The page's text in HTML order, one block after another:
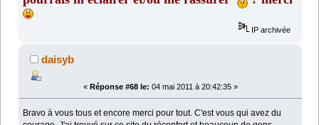
IP archivée
daisyb
« Réponse #68 le: 04 mai 2011 à 20:42:35 »
Bravo à vous tous et encore merci pour tout. C'est vous qui avez du